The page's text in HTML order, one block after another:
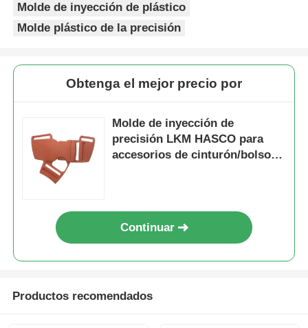
Molde de engranaje
Moldeo a presión de Overmolding
componentes plásticos del molde
Molde de inyección de plástico
Molde plástico de la precisión
Obtenga el mejor precio por
Molde de inyección de
precisión LKM HASCO para
accesorios de cinturón/bolso
Continuar
Productos recomendados